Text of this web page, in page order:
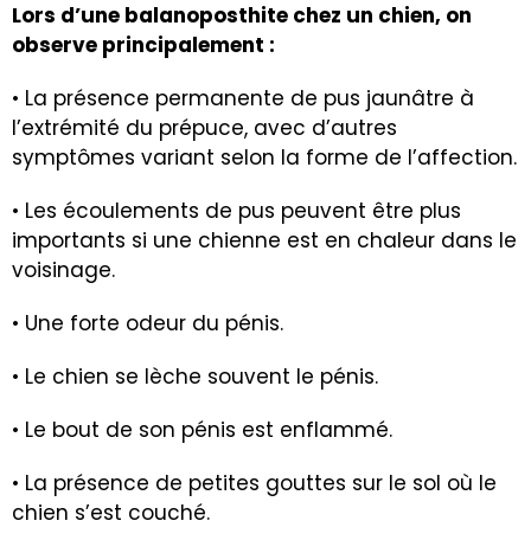
Lors d’une balanoposthite chez un chien, on
observe principalement :
• La présence permanente de pus jaunâtre à
l’extrémité du prépuce, avec d’autres
symptômes variant selon la forme de l’affection.
• Les écoulements de pus peuvent être plus
importants si une chienne est en chaleur dans le
voisinage.
• Une forte odeur du pénis.
• Le chien se lèche souvent le pénis.
• Le bout de son pénis est enflammé.
• La présence de petites gouttes sur le sol où le
chien s’est couché.